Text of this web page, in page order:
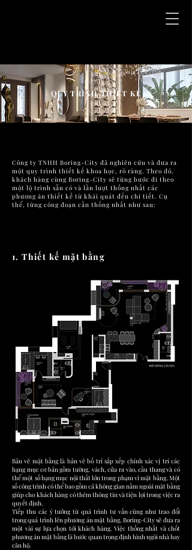
QUY TRÌNH THIẾT KẾ
Công ty TNHH Boring-City đã nghiên cứu và đưa ra
một quy trình thiết kế khoa học, rõ ràng. Theo đó,
khách hàng cùng Boring-City sẽ từng bước đi theo
một lộ trình sẵn có và lần lượt thống nhất các
phương án thiết kế từ khái quát đến chi tiết. Cụ
thể, từng công đoạn cần thống nhất như sau:
1. Thiết kế mặt bằng
Bản vẽ mặt bằng là bản vẽ bố trí sắp xếp chính xác vị trí các
hạng mục cơ bản gồm tường, vách, cửa ra vào, cầu thang và có
thể một số hạng mục nội thất lớn trong phạm vi mặt bằng. Một
số công trình có thể bao gồm cả không gian nằm ngoài mặt bằng
giúp cho khách hàng có thêm thông tin và tiện lợi trong việc ra
quyết định.
Tiếp thu các ý tưởng từ quá trình tư vấn cũng như trao đổi
trong quá trình lên phương án mặt bằng, Boring-City sẽ đưa ra
một vài sự lựa chọn tới khách hàng. Việc thống nhất và chốt
phương án mặt bằng là bước quan trọng định hình ngôi nhà hay
căn hộ.